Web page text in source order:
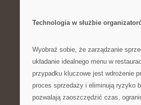
Technologia w służbie
Wyobraź sobie, że zarządzanie
układanie idealnego menu w
przypadku kluczowe jest wdrożenie
proces sprzedaży i eliminują ryzyko
pozwalają zaoszczędzić czas,